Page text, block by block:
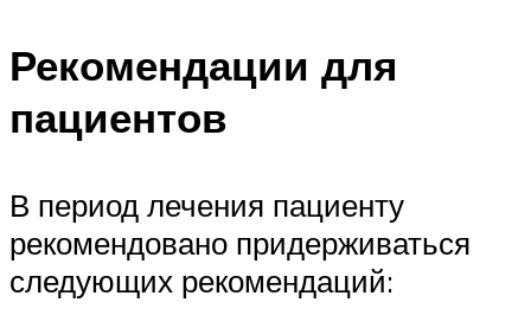
Рекомендации для
пациентов
В период лечения пациенту
рекомендовано придерживаться
следующих рекомендаций: